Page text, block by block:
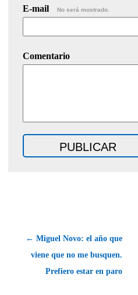
E-mail No será mostrado.
Comentario
← Miguel Novo: el año que
viene que no me busquen.
Prefiero estar en paro